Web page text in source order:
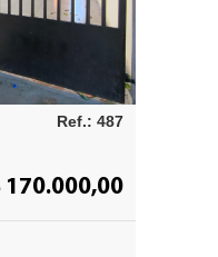
Ref.: 487
170.000,00